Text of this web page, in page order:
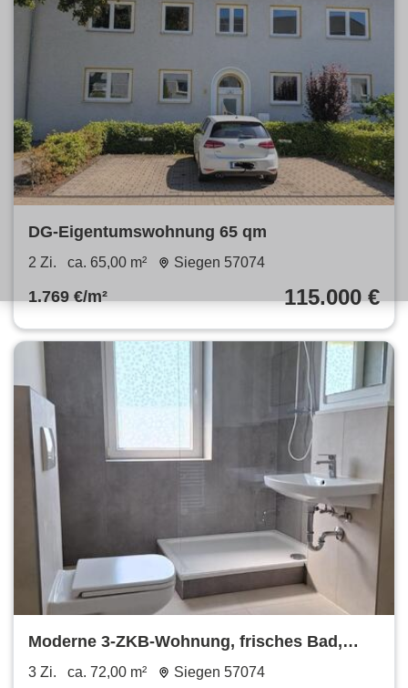
DG-Eigentumswohnung 65 qm
2 Zi. ca. 65,00 m² Siegen 57074
1.769 €/m² 115.000 €
Moderne 3-ZKB-Wohnung, frisches Bad,
ruhige, zentrale Lage Siegen
3 Zi. ca. 72,00 m² Siegen 57074